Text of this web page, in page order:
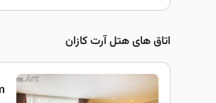
اتاق های هتل آرت کازان